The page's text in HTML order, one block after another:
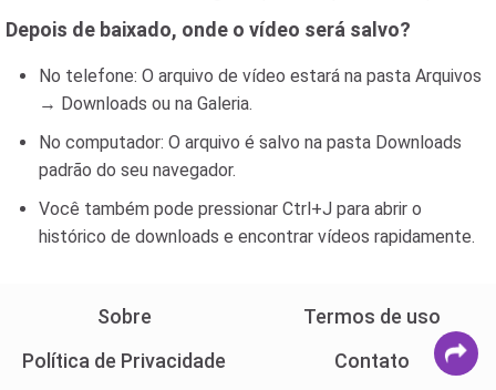
Depois de baixado, onde o vídeo será salvo?
No telefone: O arquivo de vídeo estará na pasta Arquivos
→ Downloads ou na Galeria.
No computador: O arquivo é salvo na pasta Downloads
padrão do seu navegador.
Você também pode pressionar Ctrl+J para abrir o
histórico de downloads e encontrar vídeos rapidamente.
Sobre
Termos de uso
Política de Privacidade
Contato